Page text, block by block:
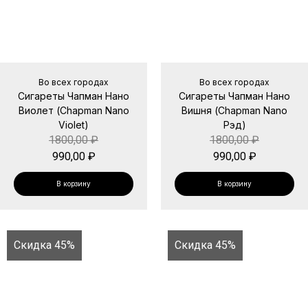
Во всех городах
Сигареты Чапман Нано
Виолет (Chapman Nano
Violet)
1800,00₽
990,00 ₽
В корзину
Во всех городах
Сигареты Чапман Нано
Вишня (Chapman Nano
Рэд)
1800,00₽
990,00 ₽
В корзину
Скидка 45% Скидка 45%